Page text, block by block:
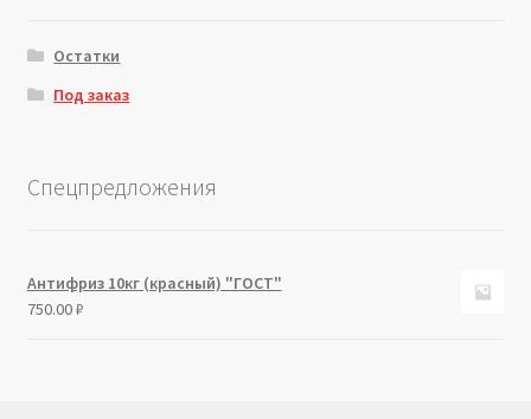
Остатки
Под заказ
Спецпредложения
Антифриз 10кг (красный) "ГОСТ"
750.00₽